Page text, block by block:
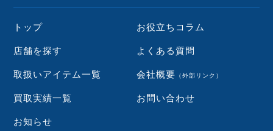
トップ
店舗を探す
取扱いアイテム一覧
買取実績一覧
お知らせ
お役立ちコラム
よくある質問
会社概要 （外部リンク）
お問い合わせ